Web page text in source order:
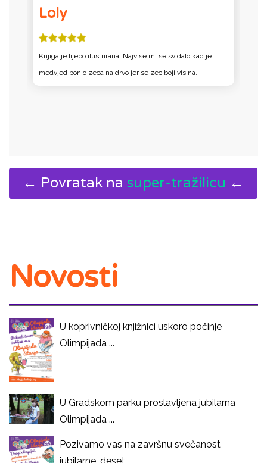
Loly
Knjiga je lijepo ilustrirana. Najvise mi se svidalo kad je
medvjed ponio zeca na drvo jer se zec boji visina.
← Povratak na super-tražilicu ←
Novosti
U koprivničkoj knjižnici uskoro počinje
Olimpijada ...
U Gradskom parku proslavljena jubilarna
Olimpijada ...
Pozivamo vas na završnu svečanost